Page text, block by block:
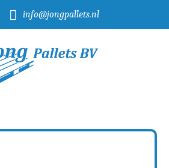
info@jongpallets.nl